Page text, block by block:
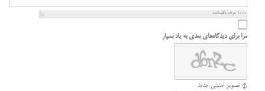
1000 حرف باقیمانده
مرا برای دیدگاه‌های بعدی به یاد بسپار
تصویر امنیتی جدید